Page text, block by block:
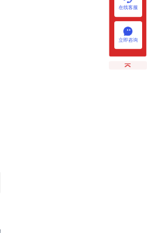
在线客服
立即咨询